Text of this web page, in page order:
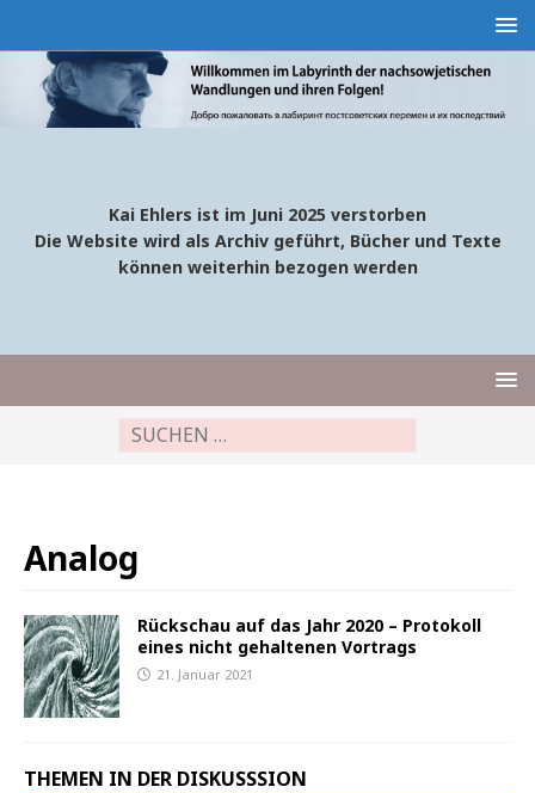
Kai Ehlers ist im Juni 2025 verstorben
Die Website wird als Archiv geführt, Bücher und Texte
können weiterhin bezogen werden
Analog
Rückschau auf das Jahr 2020 – Protokoll
eines nicht gehaltenen Vortrags
21. Januar 2021
THEMEN IN DER DISKUSSSION